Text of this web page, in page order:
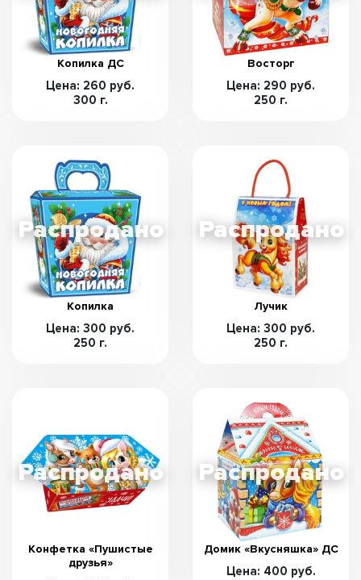
Копилка ДС
Цена: 260 руб.
300 г.
Восторг
Цена: 290 руб.
250 г.
Копилка
Цена: 300 руб.
250 г.
Лучик
Цена: 300 руб.
250 г.
Конфетка «Пушистые
друзья»
Домик «Вкусняшка» ДС
Цена: 400 руб.